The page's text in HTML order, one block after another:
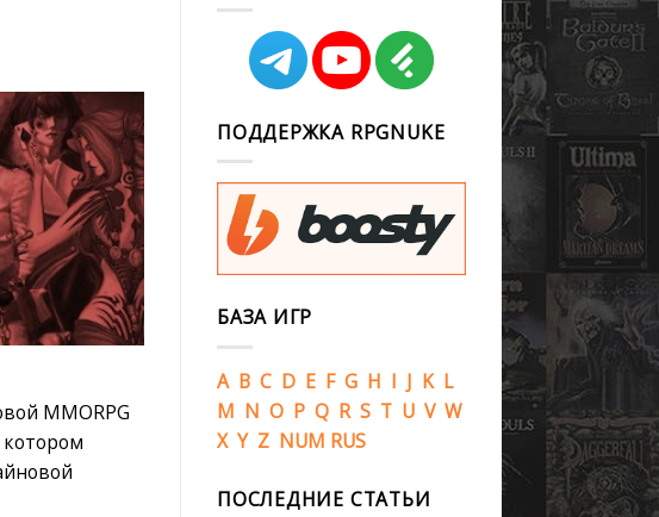
MMORPG
котором
ПОДДЕРЖКА RPGNUKE
БАЗА ИГР
A B C D E F G H I J K L
M N O P Q R S T U V W
X Y Z NUM RUS
ПОСЛЕДНИЕ СТАТЬИ